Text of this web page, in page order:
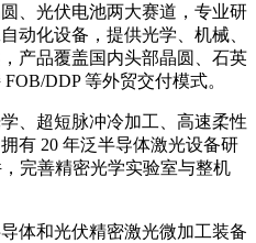
、光伏电池两大赛道，专业研
动化设备，提供光学、机械、
产品覆盖国内头部晶圆、石英
DDP 等外贸交付模式。
、超短脉冲冷加工、高速柔性
有 20 年泛半导体激光设备研
完善精密光学实验室与整机
体和光伏精密激光微加工装备